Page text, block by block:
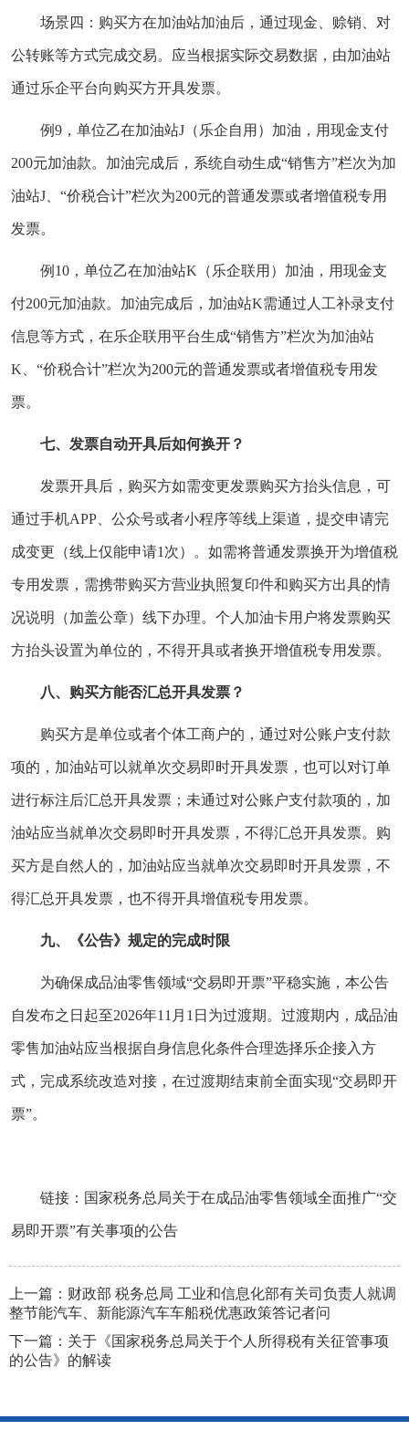
场景四：购买方在加油站加油后，通过现金、赊销、对
公转账等方式完成交易。应当根据实际交易数据，由加油站
通过乐企平台向购买方开具发票。
例9，单位乙在加油站J（乐企自用）加油，用现金支付
200元加油款。加油完成后，系统自动生成“销售方”栏次为加
油站J、“价税合计”栏次为200元的普通发票或者增值税专用
发票。
例10，单位乙在加油站K（乐企联用）加油，用现金支
付200元加油款。加油完成后，加油站K需通过人工补录支付
信息等方式，在乐企联用平台生成“销售方”栏次为加油站
K、“价税合计”栏次为200元的普通发票或者增值税专用发
票。
七、发票自动开具后如何换开？
发票开具后，购买方如需变更发票购买方抬头信息，可
通过手机APP、公众号或者小程序等线上渠道，提交申请完
成变更（线上仅能申请1次）。如需将普通发票换开为增值税
专用发票，需携带购买方营业执照复印件和购买方出具的情
况说明（加盖公章）线下办理。个人加油卡用户将发票购买
方抬头设置为单位的，不得开具或者换开增值税专用发票。
八、购买方能否汇总开具发票？
购买方是单位或者个体工商户的，通过对公账户支付款
项的，加油站可以就单次交易即时开具发票，也可以对订单
进行标注后汇总开具发票；未通过对公账户支付款项的，加
油站应当就单次交易即时开具发票，不得汇总开具发票。购
买方是自然人的，加油站应当就单次交易即时开具发票，不
得汇总开具发票，也不得开具增值税专用发票。
九、《公告》规定的完成时限
为确保成品油零售领域“交易即开票”平稳实施，本公告
自发布之日起至2026年11月1日为过渡期。过渡期内，成品油
零售加油站应当根据自身信息化条件合理选择乐企接入方
式，完成系统改造对接，在过渡期结束前全面实现“交易即开
票”。
链接： 国家税务总局关于在成品油零售领域全面推广“交
易即开票”有关事项的公告
上一篇： 财政部 税务总局 工业和信息化部有关司负责人就调
整节能汽车、新能源汽车车船税优惠政策答记者问
下一篇： 关于《国家税务总局关于个人所得税有关征管事项
的公告》的解读